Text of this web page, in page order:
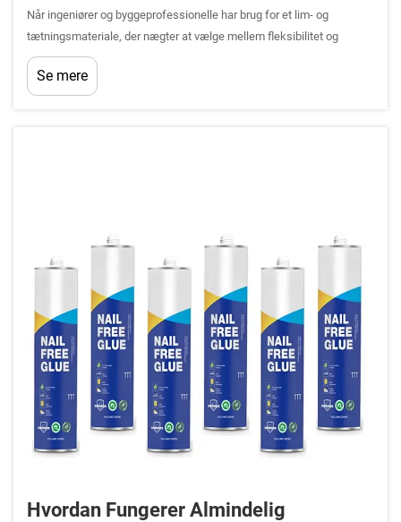
Når ingeniører og byggeprofessionelle har brug for et lim- og
tætningsmateriale, der nægter at vælge mellem fleksibilitet og
holdbarhed, skiller MS-tætningsmasse sig tydeligt ud som et
overbevisende svar. Modificeret silanpolymer-teknologi, der er
Se mere
Hvordan Fungerer Almindelig